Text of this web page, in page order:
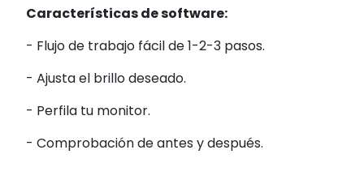
Características de software:
- Flujo de trabajo fácil de 1-2-3 pasos.
- Ajusta el brillo deseado.
- Perfila tu monitor.
- Comprobación de antes y después.